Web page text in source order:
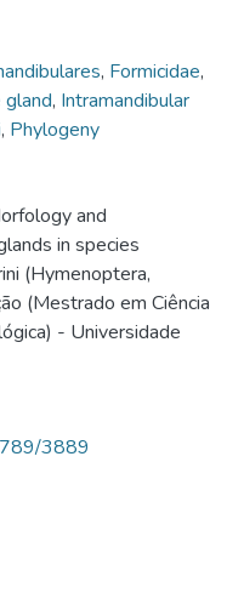
, Formicidae,
gland, Intramandibular
, Phylogeny
and
in species
(Hymenoptera,
(Mestrado em Ciência
- Universidade
3889